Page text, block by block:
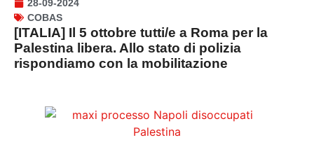
28-09-2024
COBAS
[ITALIA] Il 5 ottobre tutti/e a Roma per la
Palestina libera. Allo stato di polizia
rispondiamo con la mobilitazione